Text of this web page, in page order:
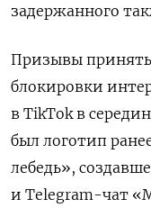
задержанного
Призывы принять
блокировки
в TikTok в
был логотип
лебедь»,
и Telegram-чат